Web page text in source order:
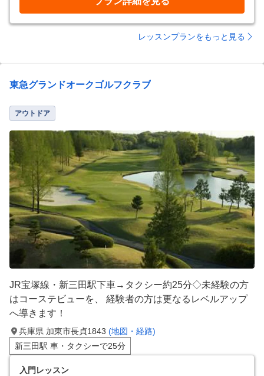
レッスンプランをもっと見る
東急グランドオークゴルフクラブ
アウトドア
JR宝塚線・新三田駅下車→タクシー約25分◇未経験の方
はコーステビューを、 経験者の方は更なるレベルアップ
へ導きます！
兵庫県 加東市長貞1843 (地図・経路)
新三田駅 車・タクシーで25分
入門レッスン